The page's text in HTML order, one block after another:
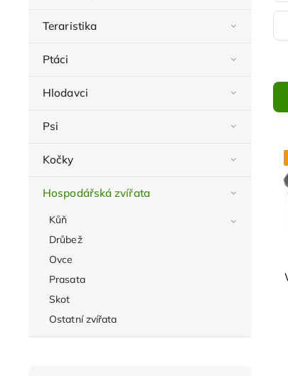
Teraristika
Ptáci
Hlodavci
Psi
Kočky
Hospodářská zvířata
Kůň
Drůbež
Ovce
Prasata
Skot
Ostatní zvířata